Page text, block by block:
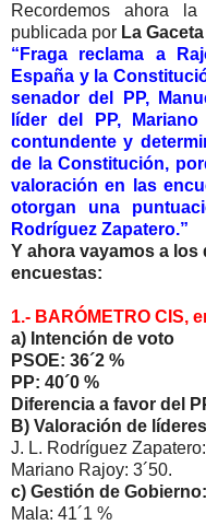
Recordemos ahora
publicada por La
“Fraga reclama a
España y la
senador del PP,
líder del PP,
contundente y
de la Constitución,
valoración en las
otorgan una
Rodríguez Zapatero.”
Y ahora vayamos a los
encuestas:
1.- BARÓMETRO CIS,
a) Intención de voto
PSOE: 36´2 %
PP: 40´0 %
Diferencia a favor del
B) Valoración de
J. L. Rodríguez Zapatero:
Mariano Rajoy: 3´50.
c) Gestión de Gobierno:
Mala: 41´1 %